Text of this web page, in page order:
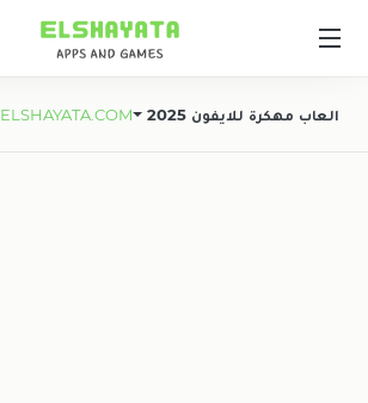
العاب مهكرة للايفون 2025 ELSHAYATA.COM